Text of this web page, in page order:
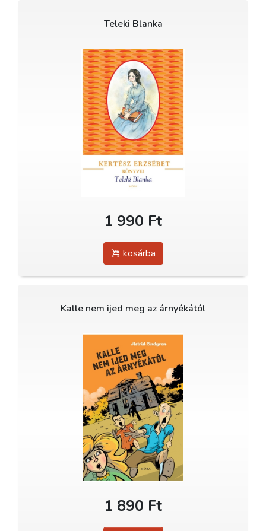
Teleki Blanka
1 990 Ft
kosárba
Kalle nem ijed meg az árnyékától
1 890 Ft